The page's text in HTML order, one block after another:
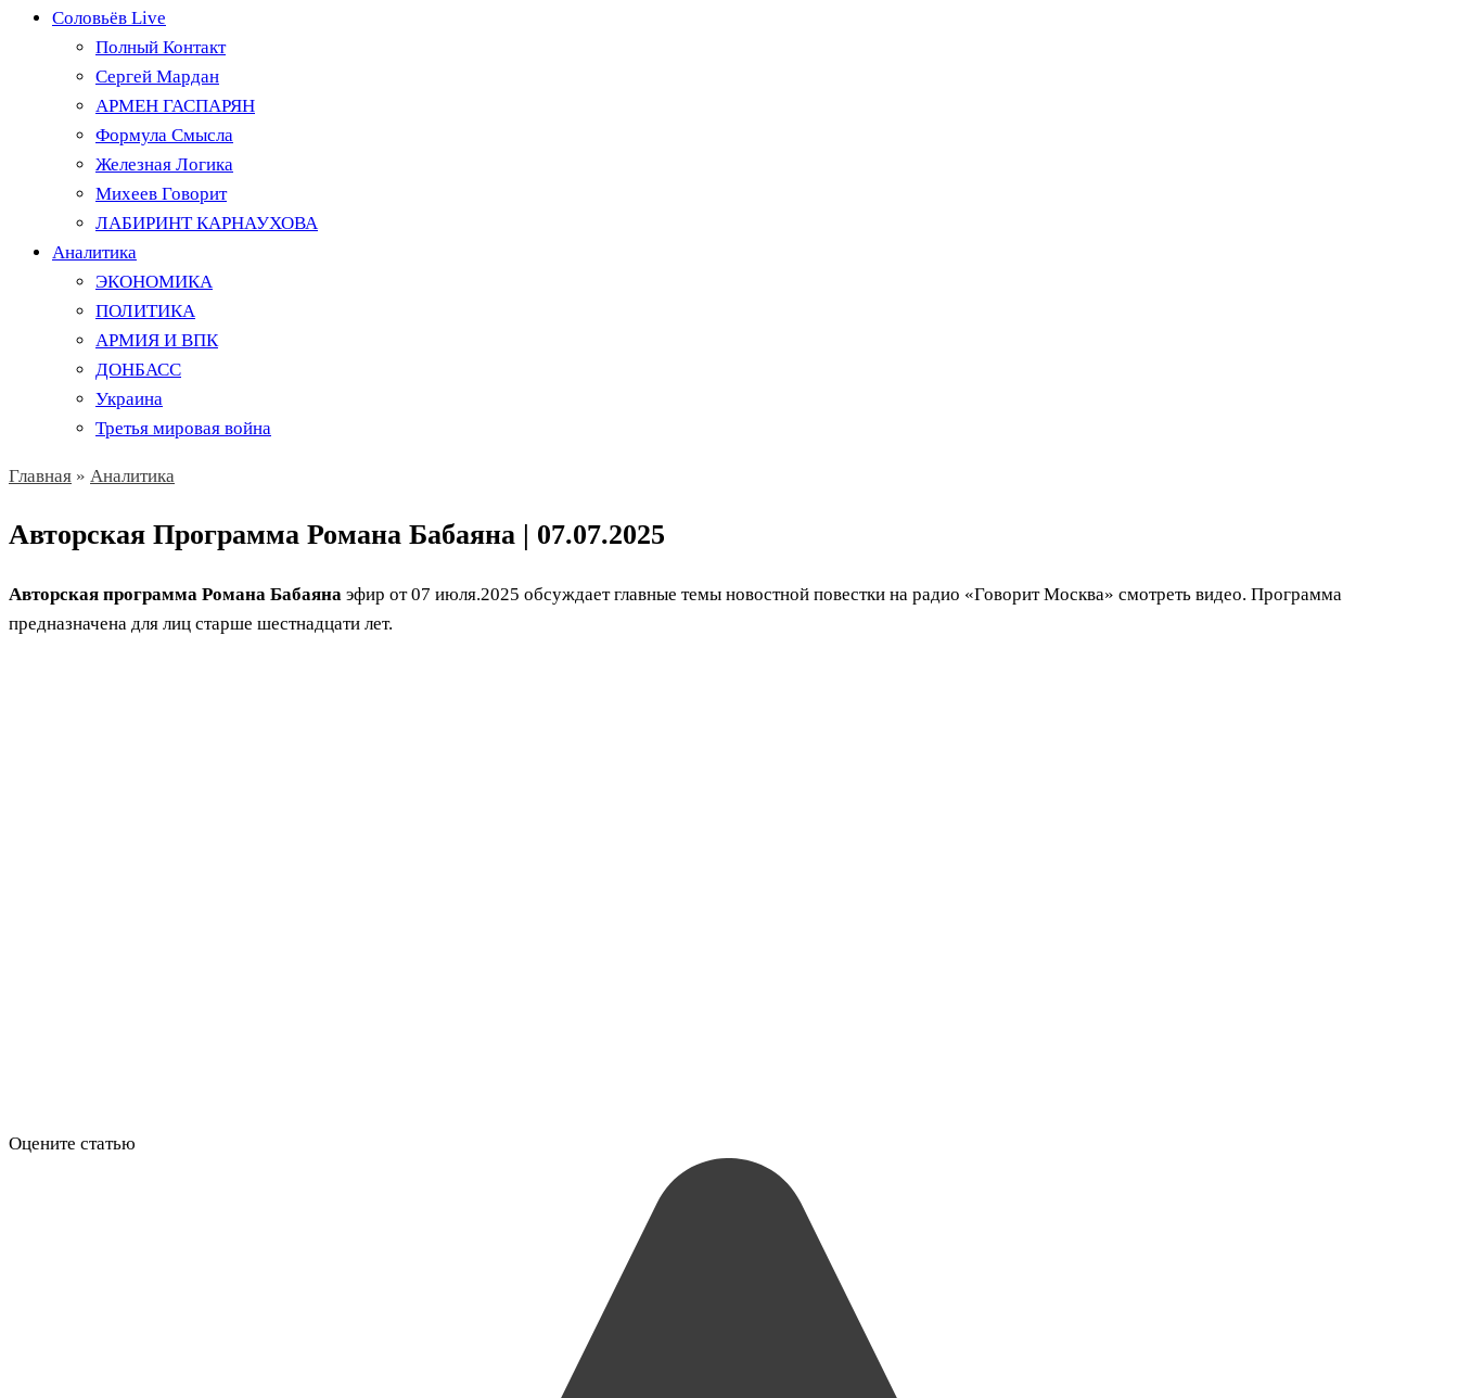
Соловьёв Live
Полный Контакт
Сергей Мардан
АРМЕН ГАСПАРЯН
Формула Смысла
Железная Логика
Михеев Говорит
ЛАБИРИНТ КАРНАУХОВА
Аналитика
ЭКОНОМИКА
ПОЛИТИКА
АРМИЯ И ВПК
ДОНБАСС
Украина
Третья мировая война
Главная » Аналитика
Авторская Программа Романа Бабаяна | 07.07.2025
Авторская программа Романа Бабаяна эфир от 07 июля.2025 обсуждает главные темы новостной повестки на радио «Говорит Москва» смотреть видео. Программа
предназначена для лиц старше шестнадцати лет.
Оцените статью